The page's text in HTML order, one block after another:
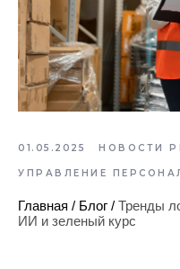
01.05.2025 НОВОСТИ
УПРАВЛЕНИЕ
Главная / Блог / Тренды
ИИ и зеленый курс